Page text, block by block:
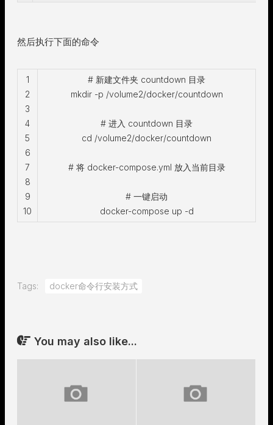
然后执行下面的命令
1
2
3
4
5
6
7
8
9
10
# 新建文件夹 countdown 目录
mkdir -p /volume2/docker/countdown
# 进入 countdown 目录
cd /volume2/docker/countdown
# 将 docker-compose.yml 放入当前目录
# 一键启动
docker-compose up -d
Tags: docker命令行安装方式
You may also like...